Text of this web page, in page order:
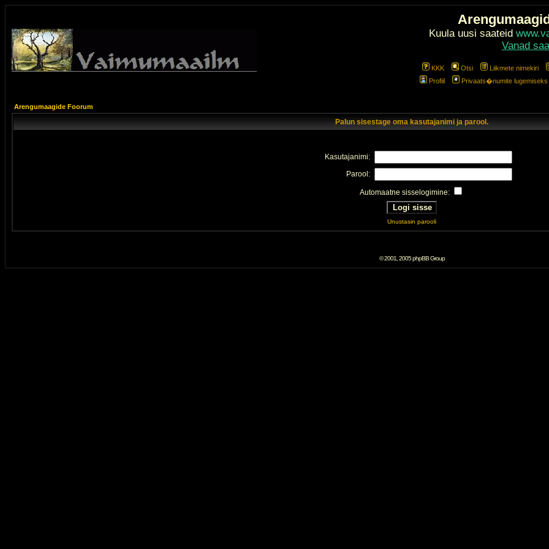
Kuula uusi saateid
Vanad
KKK Otsi
Liikmete nimekiri
Profiil
Privaats�numite lugemiseks
Arengumaagide Foorum
Palun sisestage oma kasutajanimi ja parool.
Kasutajanimi:
Parool:
Automaatne sisselogimine:
Unustasin parooli
© 2001, 2005 phpBB Group